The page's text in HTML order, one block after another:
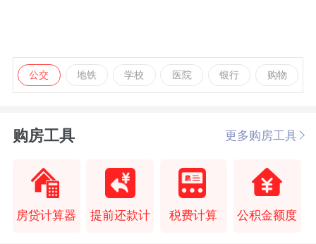
公交 地铁 学校 医院 银行 购物
购房工具 更多购房工具
房贷计算器 提前还款计 税费计算 公积金额度